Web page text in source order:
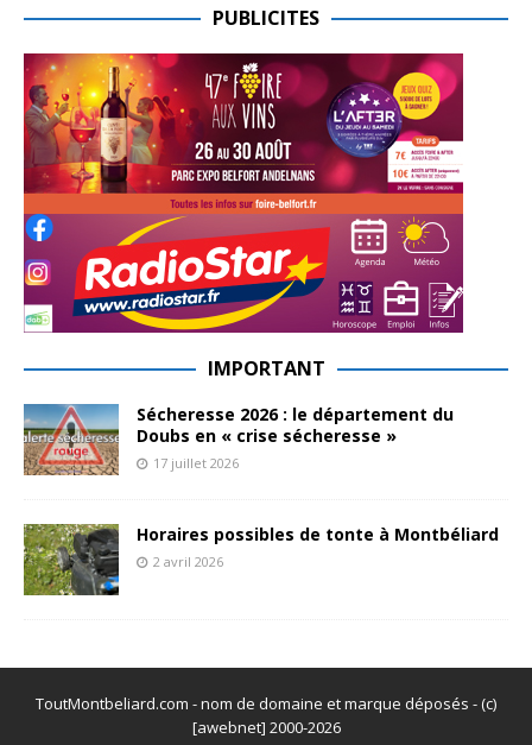
PUBLICITES
IMPORTANT
Sécheresse 2026 : le département du
Doubs en « crise sécheresse »
17 juillet 2026
Horaires possibles de tonte à Montbéliard
2 avril 2026
ToutMontbeliard.com - nom de domaine et marque déposés - (c)
[awebnet] 2000-2026